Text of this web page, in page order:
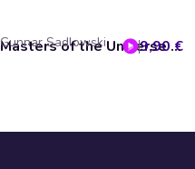
Masters of the Universe - Folge 01: Im Netz des Bösen
Gunnar Sadlowski 9,90 €